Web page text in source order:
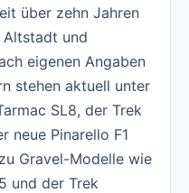
über zehn Jahren
Altstadt und
eigenen Angaben
stehen aktuell unter
SL8, der Trek
neue Pinarello F1
Gravel-Modelle wie
und der Trek